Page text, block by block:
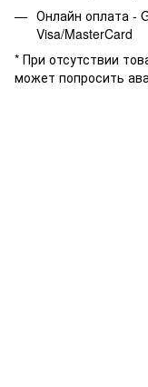
Онлайн оплата -
Visa/MasterCard
* При отсутствии
может попросить